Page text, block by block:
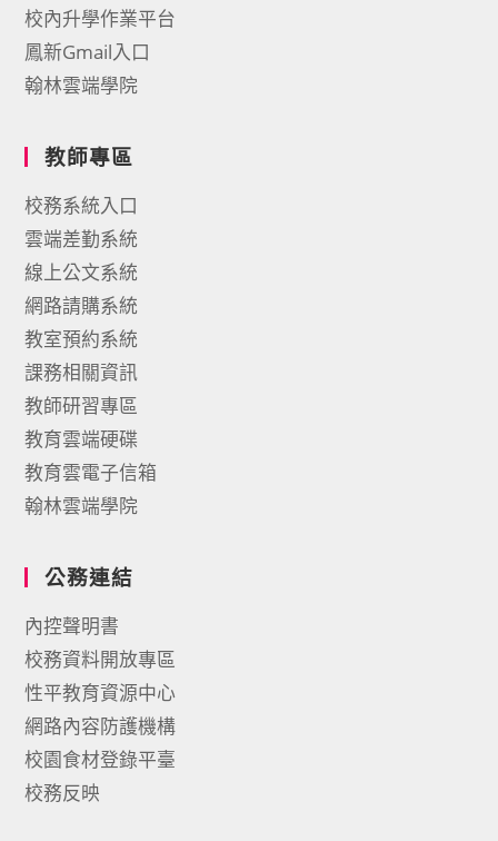
校內升學作業平台
鳳新Gmail入口
翰林雲端學院
教師專區
校務系統入口
雲端差勤系統
線上公文系統
網路請購系統
教室預約系統
課務相關資訊
教師研習專區
教育雲端硬碟
教育雲電子信箱
翰林雲端學院
公務連結
內控聲明書
校務資料開放專區
性平教育資源中心
網路內容防護機構
校園食材登錄平臺
校務反映